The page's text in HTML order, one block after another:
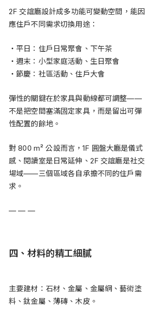
2F 交誼廳設計成多功能可變動空間，能因
應住戶不同需求切換用途：
・平日：住戶日常聚會、下午茶
・週末：小型家庭活動、生日聚會
・節慶：社區活動、住戶大會
彈性的關鍵在於家具與動線都可調整——
不是把空間塞滿固定家具，而是留出可彈
性配置的餘地。
對 800 m² 公設而言，1F 圓盤大廳是儀式
感、閱讀室是日常延伸、2F 交誼廳是社交
場域——三個區域各自承擔不同的住戶需
求。
— — —
四、材料的精工細膩
主要建材：石材、金屬、金屬網、藝術塗
料、鈦金屬、薄磚、木皮。